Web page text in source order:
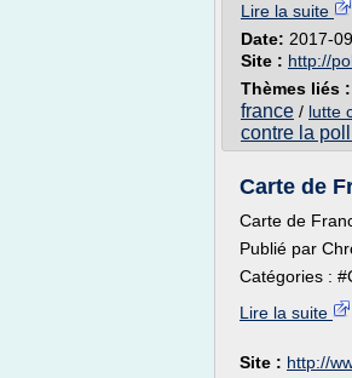
Lire la suite
Date: 2017-
Site : http://
Thèmes liés :
france / lutte
contre la
Carte de
Carte de
Publié par
Catégories :
Lire la suite
Site : http://